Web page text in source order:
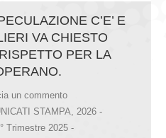
C’E’ E
VA CHIESTO
PER LA
un commento
STAMPA, 2026 -
Trimestre 2025 -